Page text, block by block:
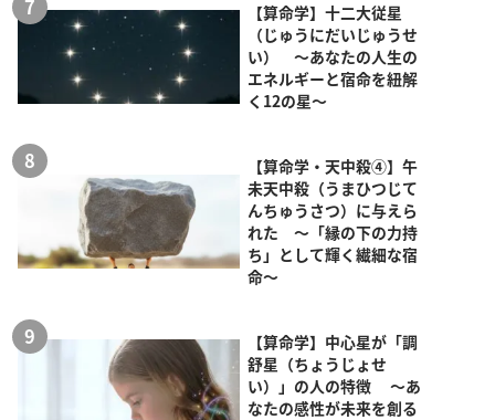
【算命学】十二大従星
（じゅうにだいじゅうせ
い） ～あなたの人生の
エネルギーと宿命を紐解
く12の星～
【算命学・天中殺④】午
未天中殺（うまひつじて
んちゅうさつ）に与えら
れた ～「縁の下の力持
ち」として輝く繊細な宿
命～
【算命学】中心星が「調
舒星（ちょうじょせ
い）」の人の特徴 ～あ
なたの感性が未来を創る